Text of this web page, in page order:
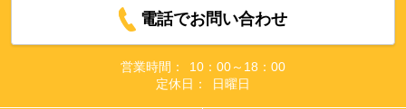
電話でお問い合わせ
営業時間：
10：00～18：00
定休日：
日曜日